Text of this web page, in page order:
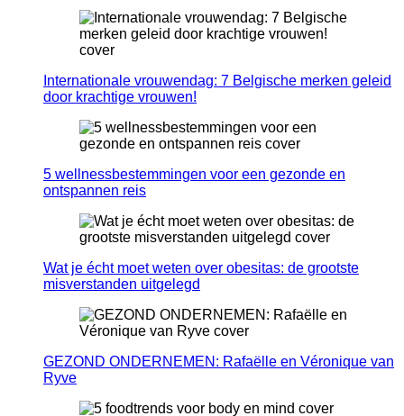
Internationale vrouwendag: 7 Belgische merken geleid
door krachtige vrouwen!
5 wellnessbestemmingen voor een gezonde en
ontspannen reis
Wat je écht moet weten over obesitas: de grootste
misverstanden uitgelegd
GEZOND ONDERNEMEN: Rafaëlle en Véronique van
Ryve